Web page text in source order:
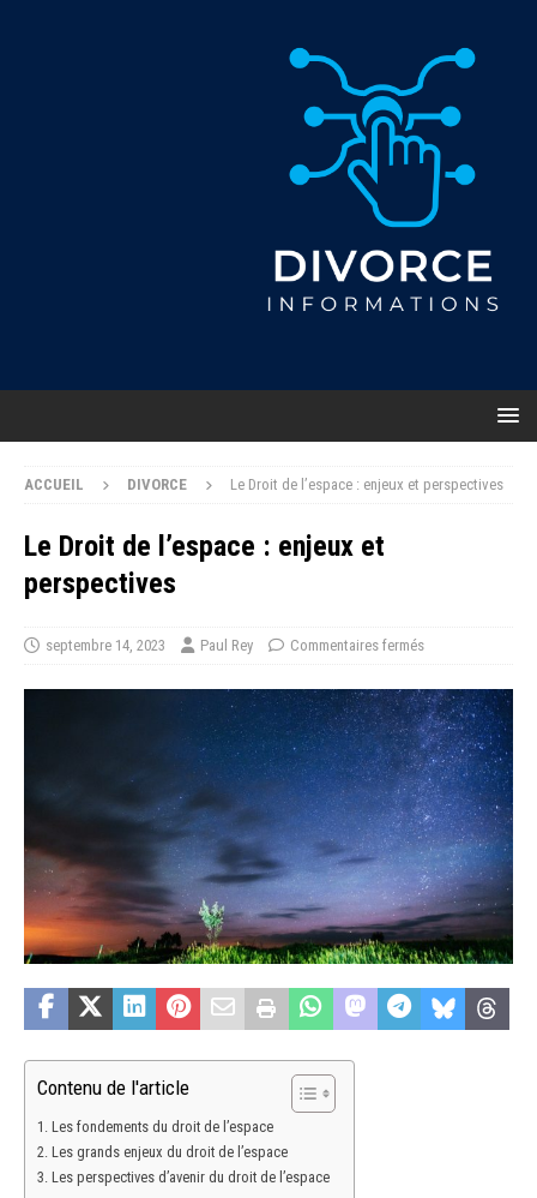
ACCUEIL DIVORCE Le Droit de l’espace : enjeux et perspectives
Le Droit de l’espace : enjeux et
perspectives
septembre 14, 2023 Paul Rey Commentaires fermés
Contenu de l'article
Les fondements du droit de l’espace
Les grands enjeux du droit de l’espace
Les perspectives d’avenir du droit de l’espace